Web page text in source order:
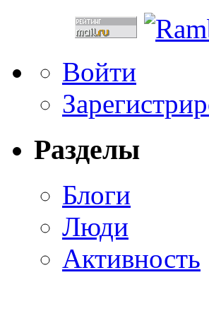
Войти
Разделы
Блоги
Люди
Активность